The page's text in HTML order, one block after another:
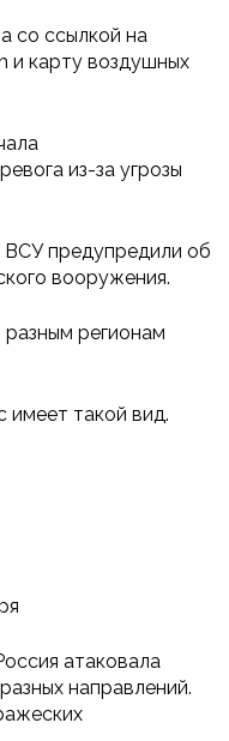
со ссылкой на
и карту воздушных
из-за угрозы
предупредили об
вооружения.
разным регионам
имеет такой вид.
атаковала
направлений.